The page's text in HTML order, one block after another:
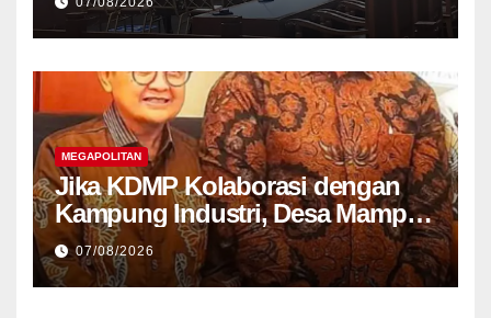
MEGAPOLITAN
Jika KDMP Kolaborasi dengan
Kampung Industri, Desa Mampu
Jadi Pusat Perekonomian Baru
07/08/2026